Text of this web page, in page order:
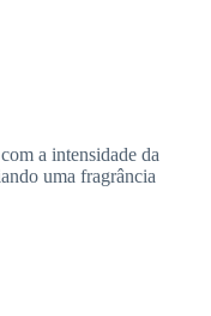
com a intensidade da
uma fragrância